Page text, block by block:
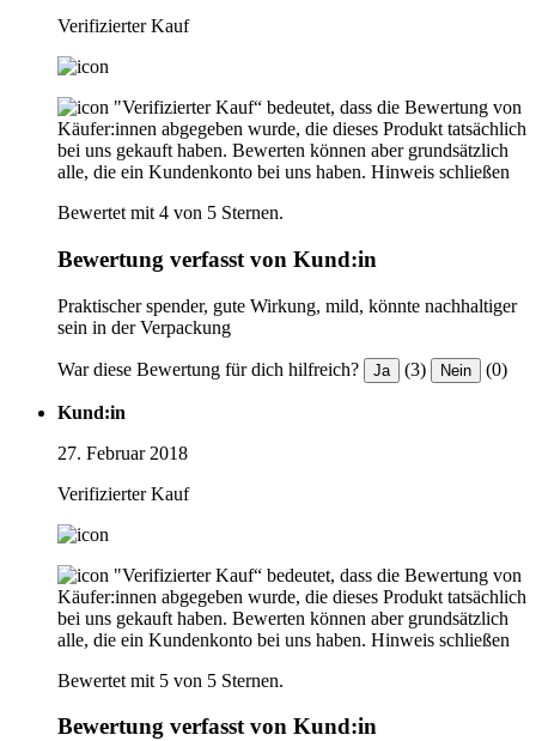
Verifizierter Kauf
"Verifizierter Kauf“ bedeutet, dass die Bewertung von
Käufer:innen abgegeben wurde, die dieses Produkt tatsächlich
bei uns gekauft haben. Bewerten können aber grundsätzlich
alle, die ein Kundenkonto bei uns haben. Hinweis schließen
Bewertet mit 4 von 5 Sternen.
Bewertung verfasst von Kund:in
Praktischer spender, gute Wirkung, mild, könnte nachhaltiger
sein in der Verpackung
War diese Bewertung für dich hilfreich? Ja (3) Nein (0)
Kund:in
27. Februar 2018
Verifizierter Kauf
"Verifizierter Kauf“ bedeutet, dass die Bewertung von
Käufer:innen abgegeben wurde, die dieses Produkt tatsächlich
bei uns gekauft haben. Bewerten können aber grundsätzlich
alle, die ein Kundenkonto bei uns haben. Hinweis schließen
Bewertet mit 5 von 5 Sternen.
Bewertung verfasst von Kund:in